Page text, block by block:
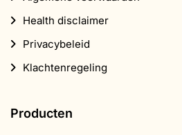
Health disclaimer
Privacybeleid
Klachtenregeling
Producten